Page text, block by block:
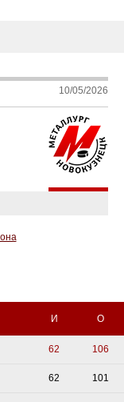
10/05/2026
И О
62 106
62 101